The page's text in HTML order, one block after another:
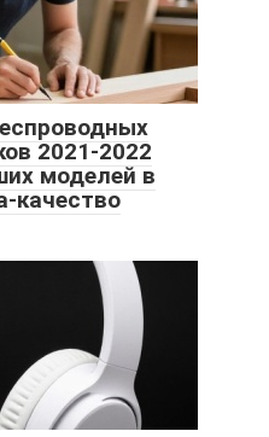
2021-2022
моделей в
качество